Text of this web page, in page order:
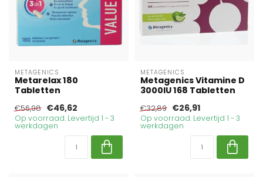
METAGENICS
Metarelax 180
Tabletten
€56,98 €46,62
Op voorraad. Levertijd 1 - 3
werkdagen
METAGENICS
Metagenics Vitamine D
3000IU 168 Tabletten
€32,89 €26,91
Op voorraad. Levertijd 1 - 3
werkdagen